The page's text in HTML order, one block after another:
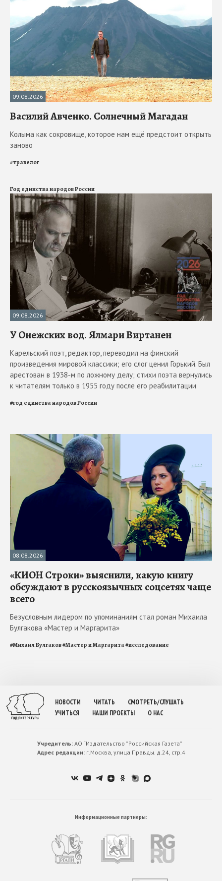
09.08.2026
Василий Авченко. Солнечный Магадан
Колыма как сокровище, которое нам ещё предстоит открыть
заново
#травелог
Год единства народов России
09.08.2026
У Онежских вод. Ялмари Виртанен
Карельский поэт, редактор, переводил на финский
произведения мировой классики; его слог ценил Горький. Был
арестован в 1938-м по ложному делу; стихи поэта вернулись
к читателям только в 1955 году после его реабилитации
#год единства народов России
08.08.2026
«КИОН Строки» выяснили, какую книгу
обсуждают в русскоязычных соцсетях чаще
всего
Безусловным лидером по упоминаниям стал роман Михаила
Булгакова «Мастер и Маргарита»
#Михаил Булгаков#Мастер и Маргарита#исследование
НОВОСТИ ЧИТАТЬ
СМОТРЕТЬ/СЛУШАТЬ
УЧИТЬСЯ
НАШИ ПРОЕКТЫ О НАС
Учредитель:АО “Издательство ”Российская Газета”
Адрес редакции:г.Москва, улица Правды. д.24, стр.4
Информационные партнеры: